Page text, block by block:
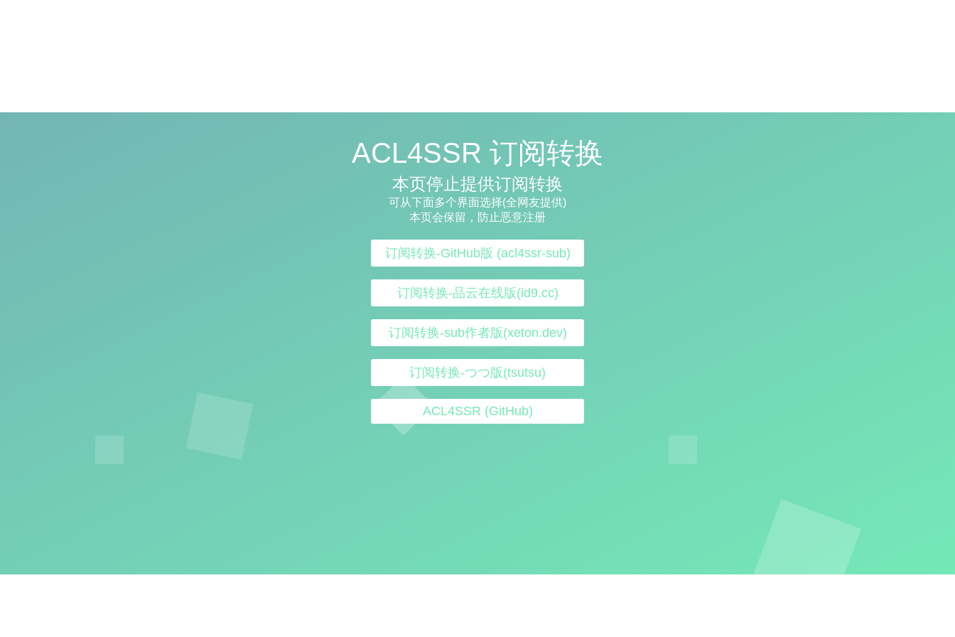
ACL4SSR 订阅转换
本页停止提供订阅转换
可从下面多个界面选择(全网友提供)
本页会保留，防止恶意注册
订阅转换-GitHub版 (acl4ssr-sub)
订阅转换-品云在线版(id9.cc)
订阅转换-sub作者版(xeton.dev)
订阅转换-つつ版(tsutsu)
ACL4SSR (GitHub)